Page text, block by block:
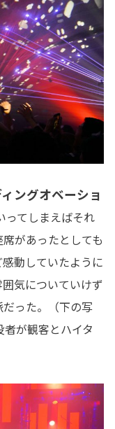
ィングオベーショ
ってしまえばそれ
があったとしても
動していたように
気についていけず
った。（下の写
者が観客とハイタ